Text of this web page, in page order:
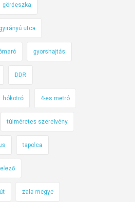
gördeszka
utca
gyorshajtás
DDR
hókotró 4-es metró
túlméretes szerelvény
tapolca
zala megye